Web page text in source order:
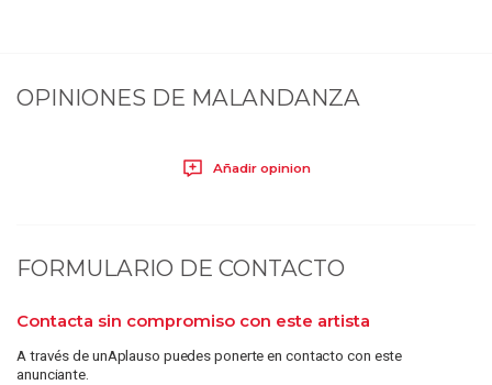
OPINIONES DE MALANDANZA
Añadir opinion
FORMULARIO DE CONTACTO
Contacta sin compromiso con este artista
A través de unAplauso puedes ponerte en contacto con este
anunciante.